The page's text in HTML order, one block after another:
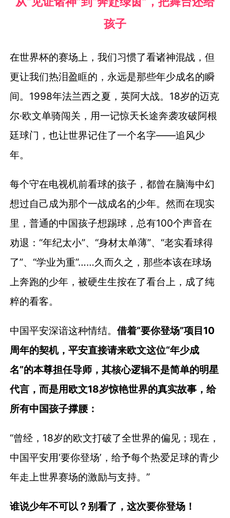
孩子
在世界杯的赛场上，我们习惯了看诸神混战，但
更让我们热泪盈眶的，永远是那些年少成名的瞬
间。1998年法兰西之夏，英阿大战。18岁的迈克
尔·欧文单骑闯关，用一记惊天长途奔袭攻破阿根
廷球门，也让世界记住了一个名字——追风少
年。
每个守在电视机前看球的孩子，都曾在脑海中幻
想过自己成为那个一战成名的少年。然而在现实
里，普通的中国孩子想踢球，总有100个声音在
劝退：“年纪太小”、“身材太单薄”、“老实看球得
了”、“学业为重”……久而久之，那些本该在球场
上奔跑的少年，被硬生生按在了看台上，成了纯
粹的看客。
中国平安深谙这种情结。借着“要你登场”项目10
周年的契机，平安直接请来欧文这位“年少成
名”的本尊担任导师，其核心逻辑不是简单的明星
代言，而是用欧文18岁惊艳世界的真实故事，给
所有中国孩子撑腰：
“曾经，18岁的欧文打破了全世界的偏见；现在，
中国平安用‘要你登场’，给予每个热爱足球的青少
年走上世界赛场的激励与支持。”
谁说少年不可以？别看了，这次要你登场！